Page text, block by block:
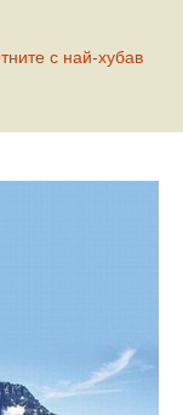
с най-хубав